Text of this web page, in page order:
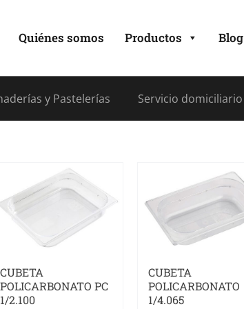
Quiénes somos Productos Blog
y Pastelerías Servicio domiciliario
CUBETA
POLICARBONATO PC
1/2.100
CUBETA
POLICARBONATO
1/4.065